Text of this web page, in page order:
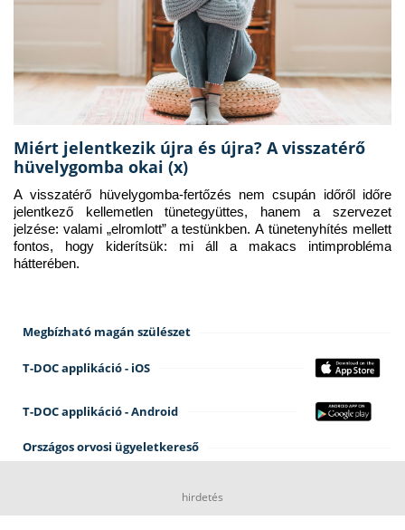
Miért jelentkezik újra és újra? A visszatérő
hüvelygomba okai (x)
A visszatérő hüvelygomba-fertőzés nem csupán időről időre
jelentkező kellemetlen tünetegyüttes, hanem a szervezet
jelzése: valami „elromlott” a testünkben. A tünetenyhítés mellett
fontos, hogy kiderítsük: mi áll a makacs intimprobléma
hátterében.
Megbízható magán szülészet
T-DOC applikáció - iOS
T-DOC applikáció - Android
Országos orvosi ügyeletkereső
hirdetés